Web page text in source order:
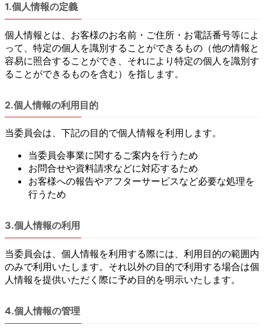
1.個人情報の定義
個人情報とは、お客様のお名前・ご住所・お電話番号等によ
って、特定の個人を識別することができるもの（他の情報と
容易に照合することができ、それにより特定の個人を識別す
ることができるものを含む）を指します。
2.個人情報の利用目的
当委員会は、下記の目的で個人情報を利用します。
当委員会事業に関するご案内を行うため
お問合せや資料請求などに対応するため
お客様への報告やアフターサービスなど必要な処理を
行うため
3.個人情報の利用
当委員会は、個人情報を利用する際には、利用目的の範囲内
のみで利用いたします。それ以外の目的で利用する場合は個
人情報を提供いただく際に予め目的を明示いたします。
4.個人情報の管理